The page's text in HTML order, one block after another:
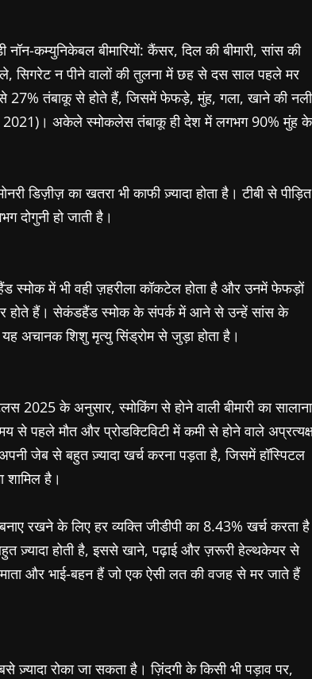
कम्युनिकेबल बीमारियों: कैंसर, दिल की बीमारी, सांस की
सिगरेट न पीने वालों की तुलना में छह से दस साल पहले मर
27% तंबाकू से होते हैं, जिसमें फेफड़े, मुंह, गला, खाने की नली
2021)। अकेले स्मोकलेस तंबाकू ही देश में लगभग 90% मुंह के
डिज़ीज़ का खतरा भी काफी ज़्यादा होता है। टीबी से पीड़ित
दोगुनी हो जाती है।
स्मोक में भी वही ज़हरीला कॉकटेल होता है और उनमें फेफड़ों
होते हैं। सेकंडहैंड स्मोक के संपर्क में आने से उन्हें सांस के
अचानक शिशु मृत्यु सिंड्रोम से जुड़ा होता है।
के अनुसार, स्मोकिंग से होने वाली बीमारी का सालाना
मौत और प्रोडक्टिविटी में कमी से होने वाले
जेब से बहुत ज़्यादा खर्च करना पड़ता है, जिसमें हॉस्पिटल
है।
रखने के लिए हर व्यक्ति जीडीपी का 8.43% खर्च करता है
ज़्यादा होती है, इससे खाने, पढ़ाई और ज़रूरी हेल्थकेयर से
और भाई-बहन हैं जो एक ऐसी लत की वजह से मर जाते हैं
ज़्यादा रोका जा सकता है। ज़िंदगी के किसी भी पड़ाव पर,